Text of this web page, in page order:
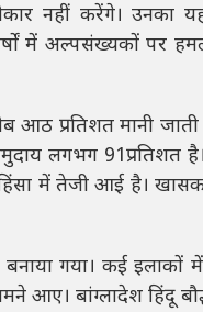
नहीं करेंगे। उनका
में अल्पसंख्यकों पर
प्रतिशत मानी जाती
लगभग 91प्रतिशत है।
हिंसा में तेजी आई है।
बनाया गया। कई
आए। बांग्लादेश हिंदू